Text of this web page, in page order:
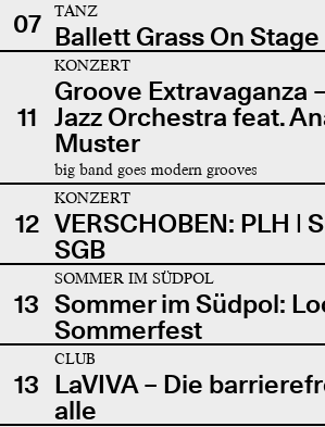
07
TANZ
Ballett Grass On Stage
11
KONZERT
Groove Extravaganza
Jazz Orchestra feat.
Muster
big band goes modern grooves
12
KONZERT
VERSCHOBEN: PLH |
SGB
13
SOMMER IM SÜDPOL
Sommer im Südpol:
Sommerfest
13
CLUB
LaVIVA – Die
alle